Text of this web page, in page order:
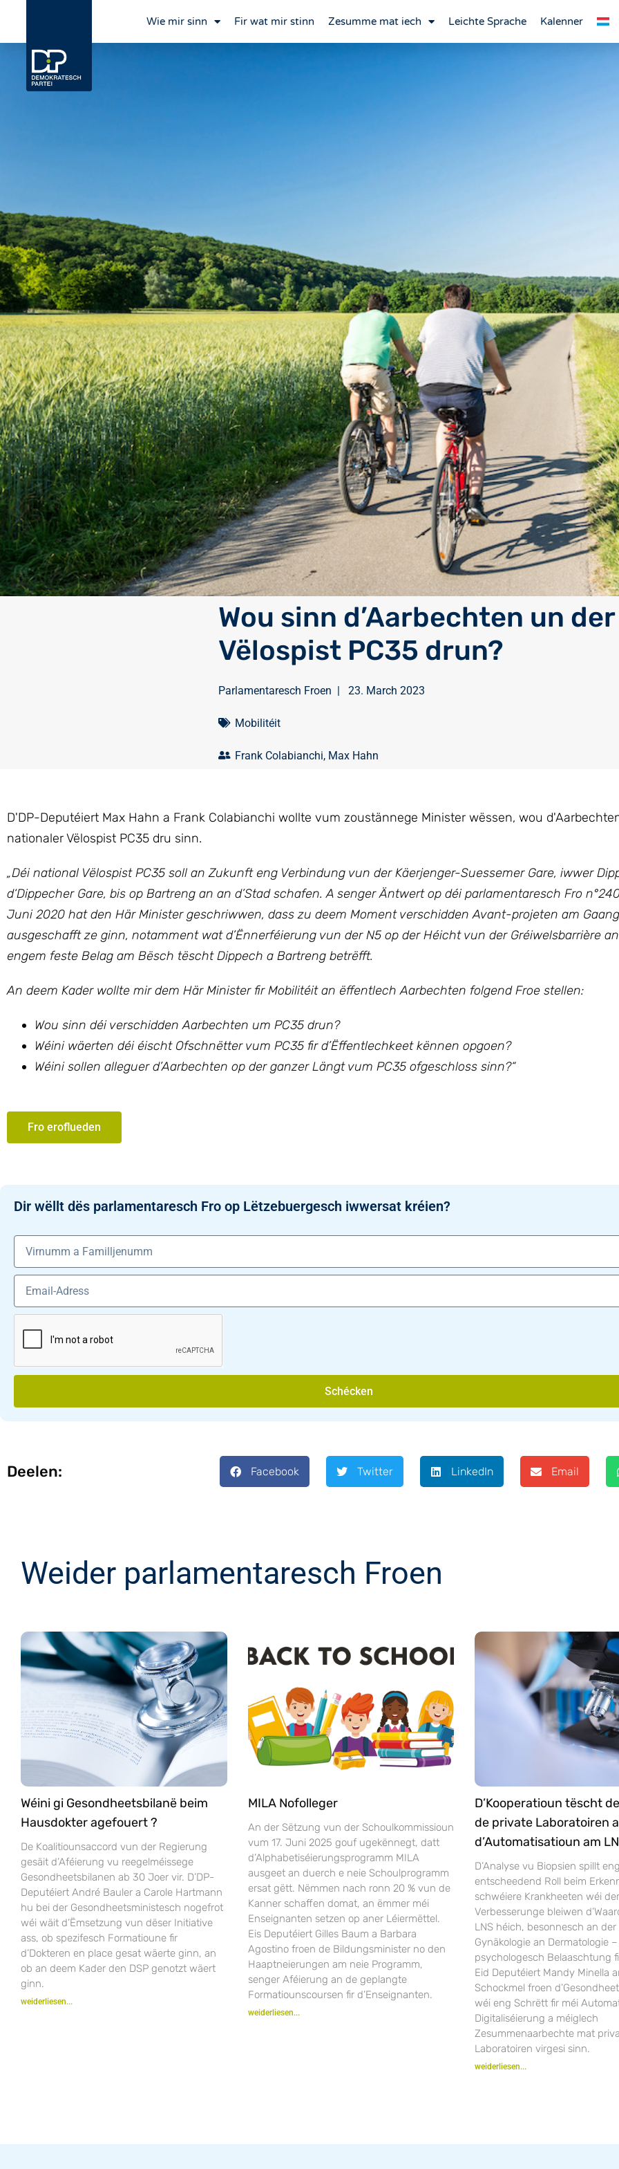
Wie mir sinn Fir wat mir stinn Zesumme mat iech Leichte Sprache Kalenner
Wou sinn d’Aarbechten un der
Vëlospist PC35 drun?
Parlamentaresch Froen | 23. March 2023
Mobilitéit
Frank Colabianchi, Max Hahn
D'DP-Deputéiert Max Hahn a Frank Colabianchi wollte vum zoustännege Minister wëssen, wou
nationaler Vëlospist PC35 dru sinn.
„Déi national Vëlospist PC35 soll an Zukunft eng Verbindung vun der Käerjenger-Suessemer Gare, iwwer
d‘Dippecher Gare, bis op Bartreng an an d’Stad schafen. A senger Äntwert op déi parlamentaresch Fro
Juni 2020 hat den Här Minister geschriwwen, dass zu deem Moment verschidden Avant-projeten am
ausgeschafft ze ginn, notamment wat d’Ënnerféierung vun der N5 op der Héicht vun der Gréiwelsbarrière an
engem feste Belag am Bësch tëscht Dippech a Bartreng betrëfft.
An deem Kader wollte mirdem Här Minister fir Mobilitéit an ëffentlech Aarbechten folgend Froe stellen:
Wou sinn déi verschidden Aarbechten um PC35 drun?
Wéini wäerten déi éischt Ofschnëtter vum PC35 fir d’Ëffentlechkeet kënnen opgoen?
Wéini sollen alleguer d’Aarbechten op der ganzer Längt vum PC35 ofgeschloss sinn?“
Fro eroflueden
Dir wëllt dës parlamentaresch Fro op Lëtzebuergesch iwwersat kréien?
Schécken
Deelen: Facebook Twitter LinkedIn Email
Weider parlamentaresch Froen
Wéini gi Gesondheetsbilanë beim
Hausdokter agefouert ?
De Koalitiounsaccord vun der Regierung
gesäit d’Aféierung vu reegelméissege
Gesondheetsbilanen ab 30 Joer vir. D’DP-
Deputéiert André Bauler a Carole Hartmann
hu bei der Gesondheetsministesch nogefrot
wéi wäit d’Ëmsetzung vun dëser Initiative
ass, ob spezifesch Formatioune fir
d’Dokteren en place gesat wäerte ginn, an
ob an deem Kader den DSP genotzt wäert
ginn.
weiderliesen...
MILA Nofolleger
An der Sëtzung vun der Schoulkommissioun
vum 17. Juni 2025 gouf ugekënnegt, datt
d’Alphabetiséierungsprogramm MILA
ausgeet an duerch e neie Schoulprogramm
ersat gëtt. Nëmmen nach ronn 20 % vun de
Kanner schaffen domat, an ëmmer méi
Enseignanten setzen op aner Léiermëttel.
Eis Deputéiert Gilles Baum a Barbara
Agostino froen de Bildungsminister no den
Haaptneierungen am neie Programm,
senger Aféierung an de geplangte
Formatiounscoursen fir d’Enseignanten.
weiderliesen...
D’Kooperatioun tëscht
de private Laboratoiren
d’Automatisatioun am
D’Analyse vu Biopsien spillt eng
entscheedend Roll beim
schwéiere Krankheeten wéi
Verbesserunge bleiwen
LNS héich, besonnesch an der
Gynäkologie an Dermatologie
psychologesch Belaaschtung
Eid Deputéiert Mandy Minella
Schockmel froen
wéi eng Schrëtt fir méi
Digitaliséierung a méiglech
Zesummenaarbechte mat
Laboratoiren virgesi sinn.
weiderliesen...